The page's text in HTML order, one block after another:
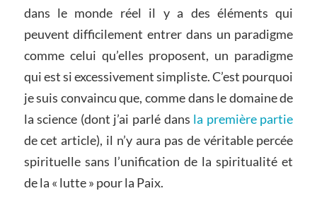
dans le monde réel il y a des éléments qui
peuvent difficilement entrer dans un paradigme
comme celui qu’elles proposent, un paradigme
qui est si excessivement simpliste. C’est pourquoi
je suis convaincu que, comme dans le domaine de
la science (dont j’ai parlé dans la première partie
de cet article), il n’y aura pas de véritable percée
spirituelle sans l’unification de la spiritualité et
de la « lutte » pour la Paix.